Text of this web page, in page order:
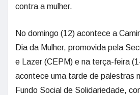
contra a mulher.
No domingo (12) acontece a
Dia da Mulher, promovida pela
e Lazer (CEPM) e na terça-feira
acontece uma tarde de palestras
Fundo Social de Solidariedade,